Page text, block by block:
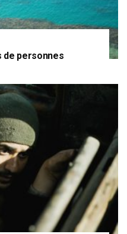
de personnes